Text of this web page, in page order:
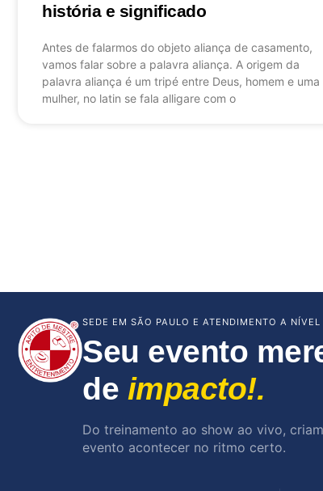
história e significado
Antes de falarmos do objeto aliança de casamento,
vamos falar sobre a palavra aliança. A origem da
palavra aliança é um tripé entre Deus, homem e uma
mulher, no latin se fala alligare com o
SEDE EM SÃO PAULO E ATENDIMENTO A NÍVEL
Seu evento
de impacto!.
Do treinamento ao show ao vivo,
evento acontecer no ritmo certo.